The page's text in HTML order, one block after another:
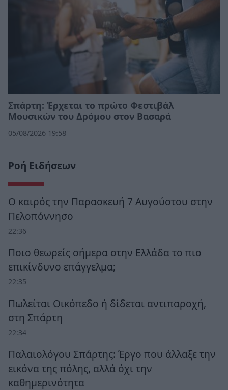
Σπάρτη: Έρχεται το πρώτο Φεστιβάλ
Μουσικών του Δρόμου στον Βασαρά
05/08/2026 19:58
Ροή Ειδήσεων
Ο καιρός την Παρασκευή 7 Αυγούστου στην
Πελοπόννησο
22:36
Ποιο θεωρείς σήμερα στην Ελλάδα το πιο
επικίνδυνο επάγγελμα;
22:35
Πωλείται Οικόπεδο ή δίδεται αντιπαροχή,
στη Σπάρτη
22:34
Παλαιολόγου Σπάρτης: Έργο που άλλαξε την
εικόνα της πόλης, αλλά όχι την
καθημερινότητα